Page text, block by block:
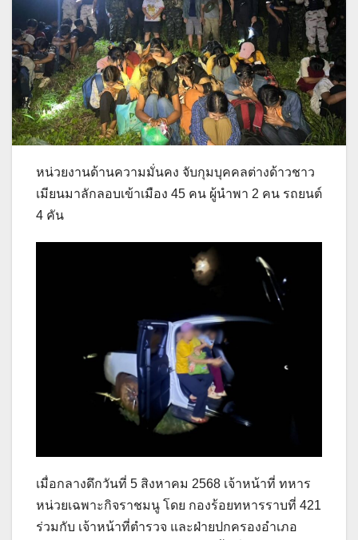
หน่วยงานด้านความมั่นคง จับกุมบุคคลต่างด้าวชาว
เมียนมาลักลอบเข้าเมือง 45 คน ผู้นำพา 2 คน รถยนต์
4 คัน
เมื่อกลางดึกวันที่ 5 สิงหาคม 2568 เจ้าหน้าที่ ทหาร
หน่วยเฉพาะกิจราชมนู โดย กองร้อยทหารราบที่ 421
ร่วมกับ เจ้าหน้าที่ตำรวจ และฝ่ายปกครองอำเภอ